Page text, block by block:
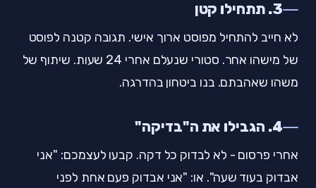
3. תתחילו קטן
לא חייב להתחיל מפוסט ארוך אישי. תגובה קטנה לפוסט
של מישהו אחר. סטורי שנעלם אחרי 24 שעות. שיתוף של
משהו שאהבתם. בנו ביטחון בהדרגה.
4. הגבילו את ה"בדיקה"
אחרי פרסום - לא לבדוק כל דקה. קבעו לעצמכם: "אני
אבדוק בעוד שעה". או: "אני אבדוק פעם אחת לפני